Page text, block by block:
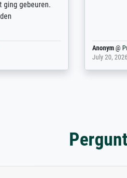
weiter.
Margot@
February 20,